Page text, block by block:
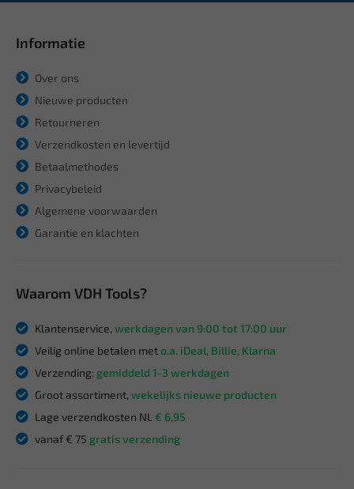
Informatie
Over ons
Nieuwe producten
Retourneren
Verzendkosten en levertijd
Betaalmethodes
Privacybeleid
Algemene voorwaarden
Garantie en klachten
Waarom VDH Tools?
Klantenservice, werkdagen van 9:00 tot 17:00 uur
Veilig online betalen meto.a. iDeal, Billie, Klarna
Verzending: gemiddeld 1-3 werkdagen
Groot assortiment, wekelijks nieuwe producten
Lage verzendkosten NL € 6,95
vanaf € 75 gratis verzending